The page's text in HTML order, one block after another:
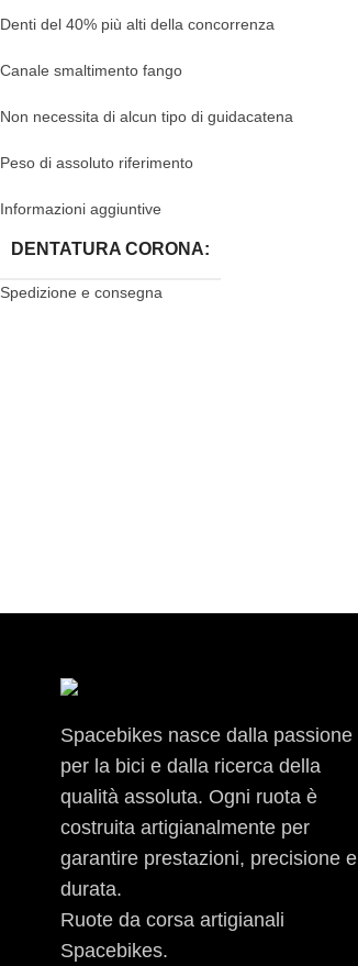
Denti del 40% più alti della concorrenza
Canale smaltimento fango
Non necessita di alcun tipo di guidacatena
Peso di assoluto riferimento
Informazioni aggiuntive
DENTATURA CORONA:
Spedizione e consegna
Spacebikes nasce dalla passione
per la bici e dalla ricerca della
qualità assoluta. Ogni ruota è
costruita artigianalmente per
garantire prestazioni, precisione e
durata.
Ruote da corsa artigianali
Spacebikes.